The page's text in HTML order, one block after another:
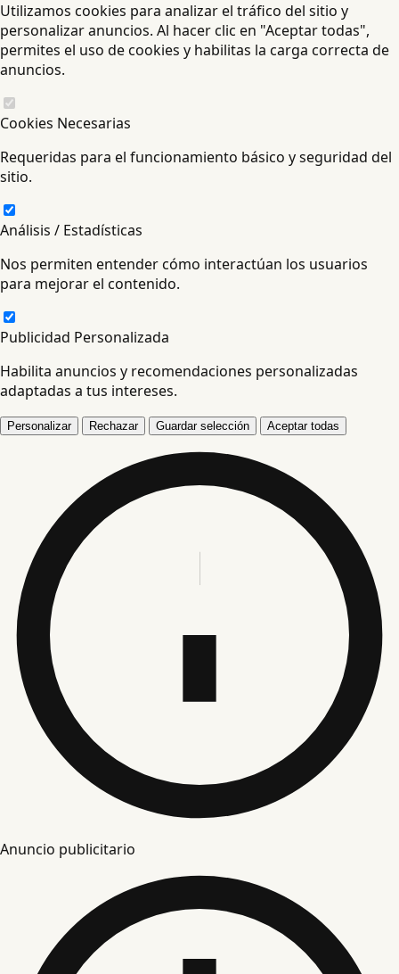
Utilizamos cookies para analizar el tráfico del sitio y
personalizar anuncios. Al hacer clic en "Aceptar todas",
permites el uso de cookies y habilitas la carga correcta de
anuncios.
Cookies Necesarias
Requeridas para el funcionamiento básico y seguridad del
sitio.
Análisis / Estadísticas
Nos permiten entender cómo interactúan los usuarios
para mejorar el contenido.
Publicidad Personalizada
Habilita anuncios y recomendaciones personalizadas
adaptadas a tus intereses.
Personalizar Rechazar Guardar selección Aceptar todas
Anuncio publicitario